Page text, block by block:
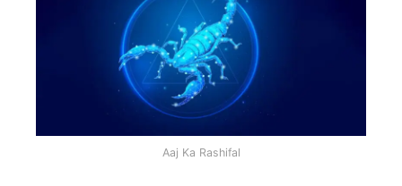
Aaj Ka Rashifal